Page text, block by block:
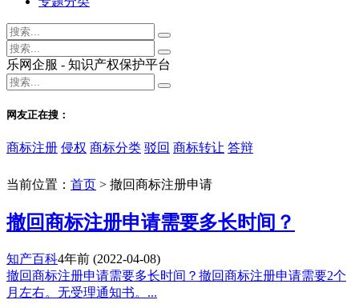
乐网企服 - 知识产权保护平台
网友正在搜：
商标注册 侵权 商标分类 驳回 商标转让 答辩
当前位置： 首页 > 撤回商标注册申请
撤回商标注册申请需要多长时间？
知产百科4年前 (2022-04-08)
撤回商标注册申请需要多长时间？撤回商标注册申请需要2个
月左右。无受理通知书。...